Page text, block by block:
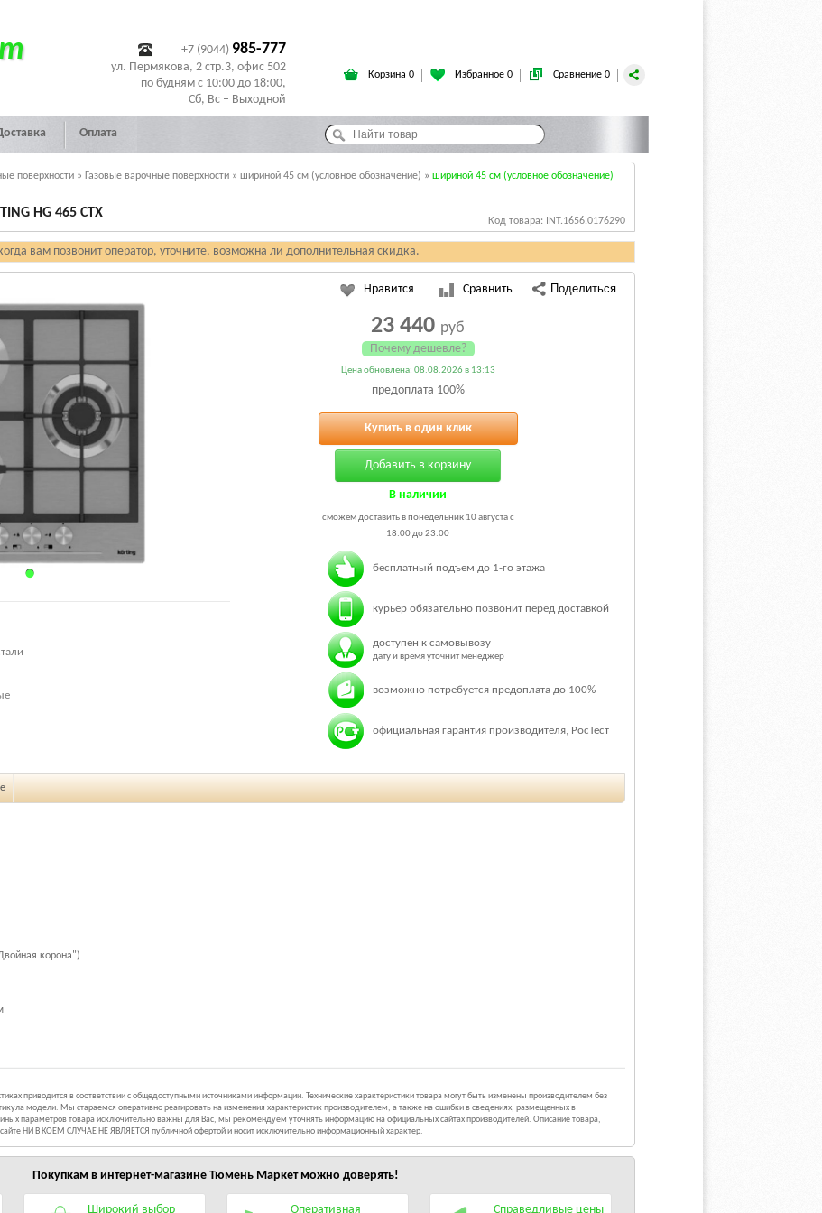
+7 (9044) 985-777
ул. Пермякова, 2 стр.3, офис 502
по будням с 10:00 до 18:00,
Сб, Вс – Выходной
Корзина 0 Избранное 0 Сравнение 0
Оплата
поверхности » Газовые варочные поверхности » шириной 45 см (условное обозначение) » шириной 45 см (условное обозначение)
Код товара: INT.1656.0176290
HG 465 CTX
вам позвонит оператор, уточните, возможна ли дополнительная скидка.
Нравится Сравнить
23 440 руб
Почему дешевле?
Цена обновлена: 08.08.2026 в 13:13
предоплата 100%
Купить в один клик
Добавить в корзину
В наличии
сможем доставить в понедельник 10 августа с
18:00 до 23:00
бесплатный подъем до 1-го этажа
курьер обязательно позвонит перед доставкой
доступен к самовывозу
дату и время уточнит менеджер
возможно потребуется предоплата до 100%
официальная гарантия производителя, РосТест
корона")
приводится в соответствии с общедоступными источниками информации. Технические характеристики товара могут быть изменены производителем без
модели. Мы стараемся оперативно реагировать на изменения характеристик производителем, а также на ошибки в сведениях, размещенных в
иных параметров товара исключительно важны для Вас, мы рекомендуем уточнять информацию на официальных сайтах производителей. Описание товара,
НИ В КОЕМ СЛУЧАЕ НЕ ЯВЛЯЕТСЯ публичной офертой и носит исключительно информационный характер.
Покупкам в интернет-магазине Тюмень Маркетможно доверять!
Широкий выбор Оперативная Справедливые цены